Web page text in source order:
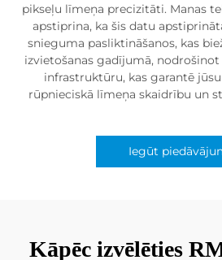
pikseļu līmeņa precizitāti. Manas
apstiprina, ka šis datu
snieguma pasliktināšanos, kas
izvietošanas gadījumā,
infrastruktūru, kas garantē
rūpnieciskā līmeņa skaidrību un
Iegūt
Kāpēc izvēlēties